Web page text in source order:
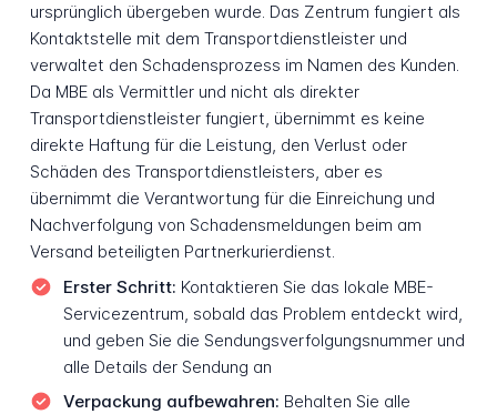
ursprünglich übergeben wurde. Das Zentrum fungiert als
Kontaktstelle mit dem Transportdienstleister und
verwaltet den Schadensprozess im Namen des Kunden.
Da MBE als Vermittler und nicht als direkter
Transportdienstleister fungiert, übernimmt es keine
direkte Haftung für die Leistung, den Verlust oder
Schäden des Transportdienstleisters, aber es
übernimmt die Verantwortung für die Einreichung und
Nachverfolgung von Schadensmeldungen beim am
Versand beteiligten Partnerkurierdienst.
Erster Schritt: Kontaktieren Sie das lokale MBE-
Servicezentrum, sobald das Problem entdeckt wird,
und geben Sie die Sendungsverfolgungsnummer und
alle Details der Sendung an
Verpackung aufbewahren: Behalten Sie alle